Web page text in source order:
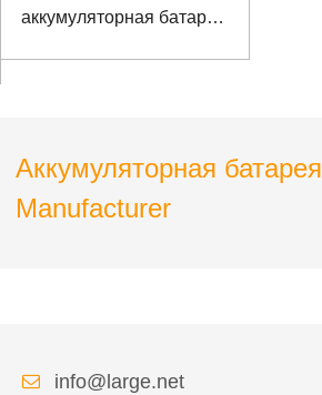
аккумуляторная батарея
Аккумуляторная батарея
Manufacturer
info@large.net